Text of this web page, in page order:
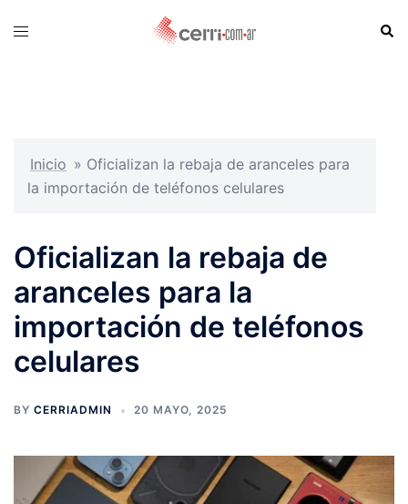
Toggle
Inicio » Oficializan la rebaja de aranceles para
la importación de teléfonos celulares
Oficializan la rebaja de
aranceles para la
importación de teléfonos
celulares
BY CERRIADMIN 20 MAYO, 2025